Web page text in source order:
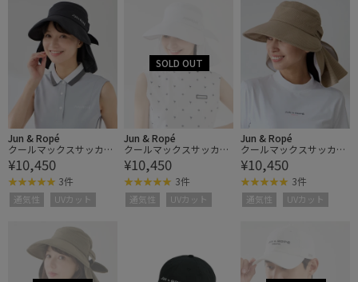
Jun & Ropé
クールマックスサッカー
3WAYハット/UV・遮熱
¥10,450
3件
通気性 UVカット
Jun & Ropé
クールマックスサッカー
3WAYハット/UV・遮熱
¥10,450
3件
通気性 UVカット
Jun & Ropé
クールマックスサッカー
3WAYハット/UV・遮熱
¥10,450
3件
通気性 UVカット